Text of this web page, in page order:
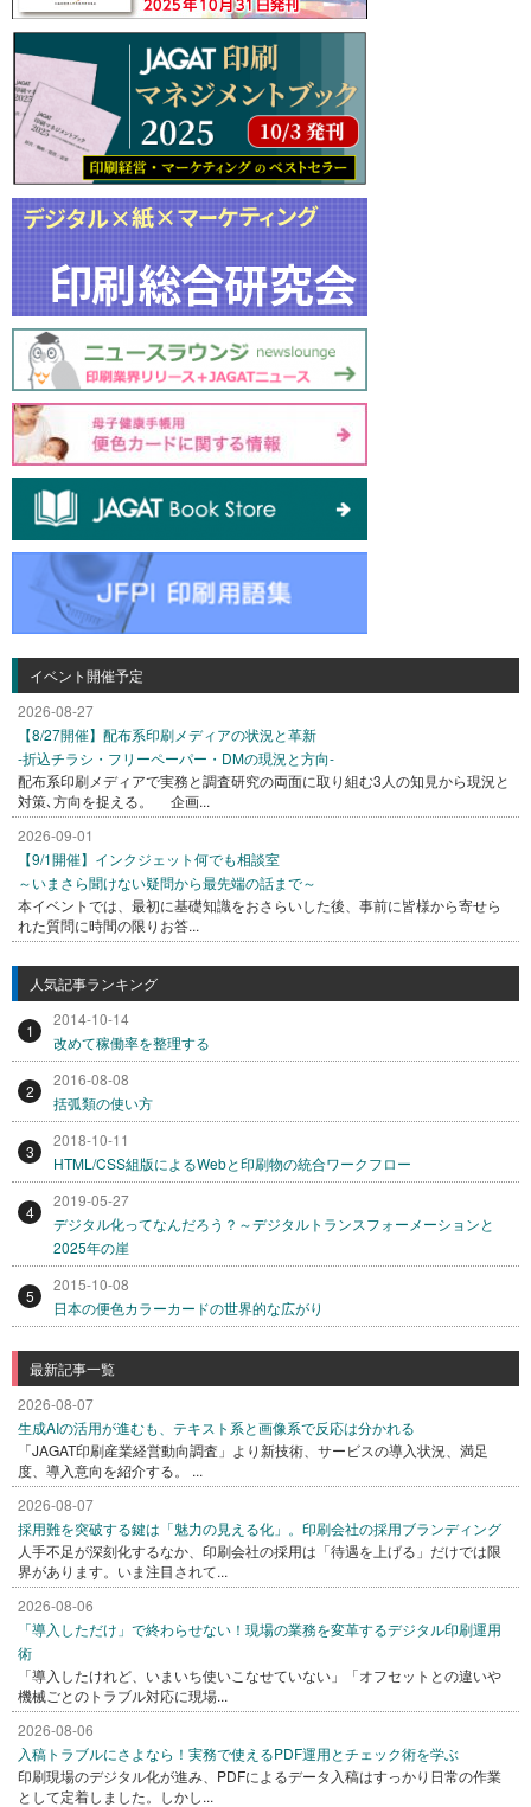
イベント開催予定
2026-08-27
【8/27開催】配布系印刷メディアの状況と革新
-折込チラシ・フリーペーパー・DMの現況と方向-
配布系印刷メディアで実務と調査研究の両面に取り組む3人の知見から現況と
対策､方向を捉える。 企画...
2026-09-01
【9/1開催】インクジェット何でも相談室
～いまさら聞けない疑問から最先端の話まで～
本イベントでは、最初に基礎知識をおさらいした後、事前に皆様から寄せら
れた質問に時間の限りお答...
人気記事ランキング
1
2014-10-14
改めて稼働率を整理する
2
2016-08-08
括弧類の使い方
3
2018-10-11
HTML/CSS組版によるWebと印刷物の統合ワークフロー
4
2019-05-27
デジタル化ってなんだろう？～デジタルトランスフォーメーションと
2025年の崖
5
2015-10-08
日本の便色カラーカードの世界的な広がり
最新記事一覧
2026-08-07
生成AIの活用が進むも、テキスト系と画像系で反応は分かれる
「JAGAT印刷産業経営動向調査」より新技術、サービスの導入状況、満足
度、導入意向を紹介する。 ...
2026-08-07
採用難を突破する鍵は「魅力の見える化」。印刷会社の採用ブランディング
人手不足が深刻化するなか、印刷会社の採用は「待遇を上げる」だけでは限
界があります。いま注目されて...
2026-08-06
「導入しただけ」で終わらせない！現場の業務を変革するデジタル印刷運用
術
「導入したけれど、いまいち使いこなせていない」「オフセットとの違いや
機械ごとのトラブル対応に現場...
2026-08-06
入稿トラブルにさよなら！実務で使えるPDF運用とチェック術を学ぶ
印刷現場のデジタル化が進み、PDFによるデータ入稿はすっかり日常の作業
として定着しました。しかし...